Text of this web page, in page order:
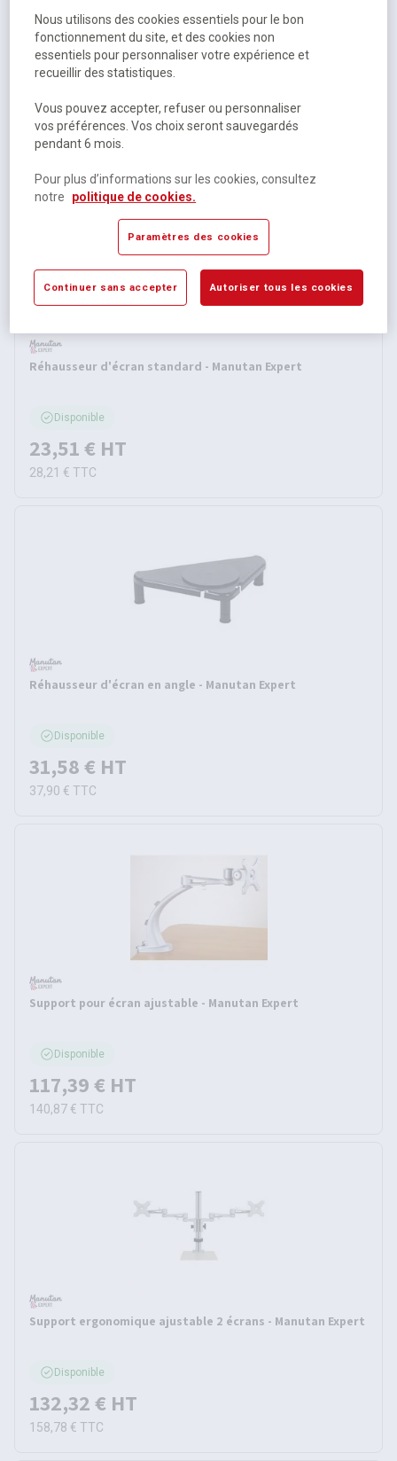
Poste de travail mobile d'ordinateur réglable - Manutan
Expert
405,97 €HT
487,16 €
Réhausseur d'écran standard - Manutan Expert
Disponible
23,51 € HT
28,21 € TTC
Réhausseur d'écran en angle - Manutan Expert
Disponible
31,58 € HT
37,90 € TTC
Support pour écran ajustable - Manutan Expert
Disponible
117,39 € HT
140,87 € TTC
Support ergonomique ajustable 2 écrans - Manutan Expert
Disponible
132,32 € HT
158,78 € TTC
Nous utilisons des cookies essentiels pour le bon
fonctionnement du site, et des cookies non
essentiels pour personnaliser votre expérience et
recueillir des statistiques.
Vous pouvez accepter, refuser ou personnaliser
vos préférences. Vos choix seront sauvegardés
pendant 6 mois.
Pour plus d’informations sur les cookies, consultez
notre
politique de cookies.
Paramètres des cookies
Continuer sans accepter Autoriser tous les cookies